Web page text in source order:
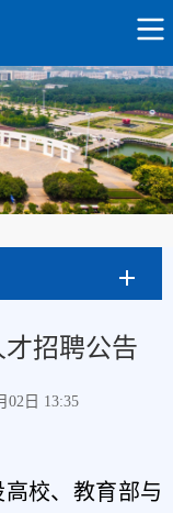
招聘公告
02日 13:35
高校、教育部与